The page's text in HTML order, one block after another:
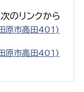
のリンクから
原市高田401)
原市高田401)